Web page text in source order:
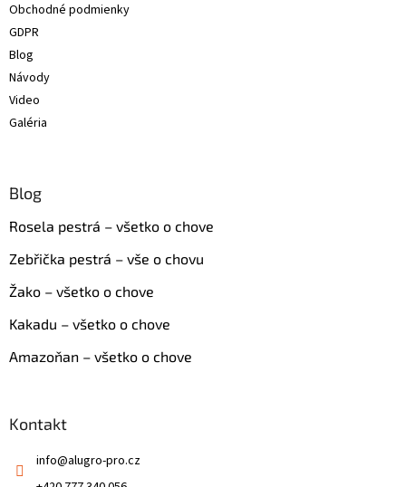
Obchodné podmienky
GDPR
Blog
Návody
Video
Galéria
Blog
Rosela pestrá – všetko o chove
Zebřička pestrá – vše o chovu
Žako – všetko o chove
Kakadu – všetko o chove
Amazoňan – všetko o chove
Kontakt
info@alugro-pro.cz